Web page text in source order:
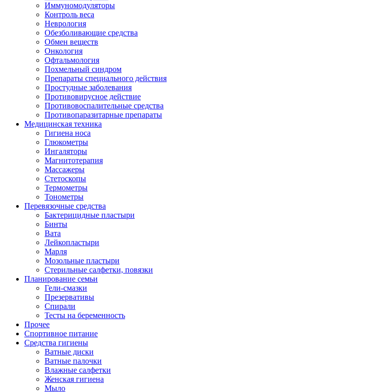
Иммуномодуляторы
Контроль веса
Неврология
Обезболивающие средства
Обмен веществ
Онкология
Офтальмология
Похмельный синдром
Препараты специального действия
Простудные заболевания
Противовирусное действие
Противовоспалительные средства
Противопаразитарные препараты
Медицинская техника
Гигиена носа
Глюкометры
Ингаляторы
Магнитотерапия
Массажеры
Стетоскопы
Термометры
Тонометры
Перевязочные средства
Бактерицидные пластыри
Бинты
Вата
Лейкопластыри
Марля
Мозольные пластыри
Стерильные салфетки, повязки
Планирование семьи
Гели-смазки
Презервативы
Спирали
Тесты на беременность
Прочее
Спортивное питание
Средства гигиены
Ватные диски
Ватные палочки
Влажные салфетки
Женская гигиена
Мыло